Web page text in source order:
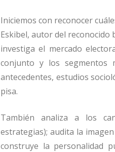
Iniciemos con reconocer cuá
Eskibel, autor del reconocido
investiga el mercado
conjunto y los segmentos
antecedentes, estudios sociol
pisa.
También analiza a los
estrategias); audita la
construye la personalidad p